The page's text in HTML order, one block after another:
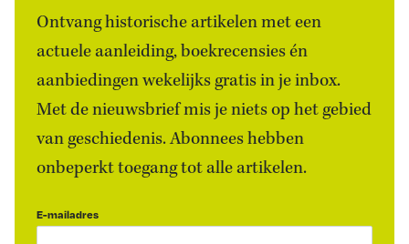
Ontvang historische artikelen met een
actuele aanleiding, boekrecensies én
aanbiedingen wekelijks gratis in je inbox.
Met de nieuwsbrief mis je niets op het gebied
van geschiedenis. Abonnees hebben
onbeperkt toegang tot alle artikelen.
E-mailadres